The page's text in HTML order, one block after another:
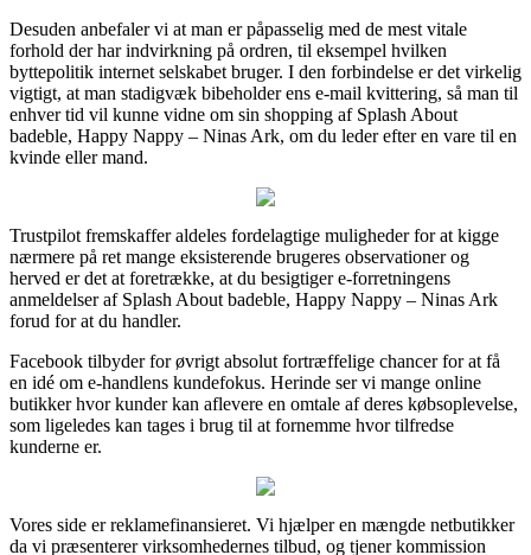
Desuden anbefaler vi at man er påpasselig med de mest vitale
forhold der har indvirkning på ordren, til eksempel hvilken
byttepolitik internet selskabet bruger. I den forbindelse er det virkelig
vigtigt, at man stadigvæk bibeholder ens e-mail kvittering, så man til
enhver tid vil kunne vidne om sin shopping af Splash About
badeble, Happy Nappy – Ninas Ark, om du leder efter en vare til en
kvinde eller mand.
Trustpilot fremskaffer aldeles fordelagtige muligheder for at kigge
nærmere på ret mange eksisterende brugeres observationer og
herved er det at foretrække, at du besigtiger e-forretningens
anmeldelser af Splash About badeble, Happy Nappy – Ninas Ark
forud for at du handler.
Facebook tilbyder for øvrigt absolut fortræffelige chancer for at få
en idé om e-handlens kundefokus. Herinde ser vi mange online
butikker hvor kunder kan aflevere en omtale af deres købsoplevelse,
som ligeledes kan tages i brug til at fornemme hvor tilfredse
kunderne er.
Vores side er reklamefinansieret. Vi hjælper en mængde netbutikker
da vi præsenterer virksomhedernes tilbud, og tjener kommission